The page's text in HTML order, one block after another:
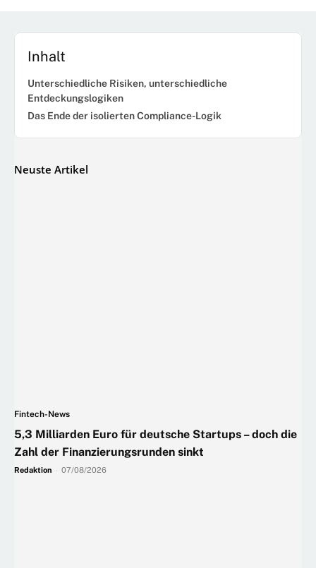
Inhalt
Unterschiedliche Risiken, unterschiedliche
Entdeckungslogiken
Das Ende der isolierten Compliance-Logik
Neuste Artikel
Fintech-News
5,3 Milliarden Euro für deutsche Startups – doch die
Zahl der Finanzierungsrunden sinkt
Redaktion 07/08/2026